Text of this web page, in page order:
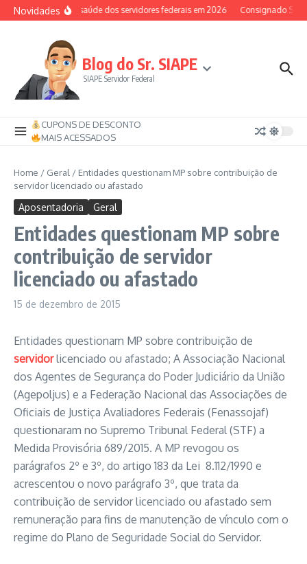
Ir para o conteúdo
NovidadesAuxílio-saúde dos servidores federais em 2026 Consignado
Blog do Sr. SIAPE
SIAPE Servidor Federal
CUPONS DE DESCONTO
MAIS ACESSADOS
Home / Geral / Entidades questionam MP sobre contribuição de
servidor licenciado ou afastado
Aposentadoria Geral
Entidades questionam MP sobre
contribuição de servidor
licenciado ou afastado
15 de dezembro de 2015
Entidades questionam MP sobre contribuição de
servidorlicenciado ou afastado; A Associação Nacional
dos Agentes de Segurança do Poder Judiciário da União
(Agepoljus) e a Federação Nacional das Associações de
Oficiais de Justiça Avaliadores Federais (Fenassojaf)
questionaram no Supremo Tribunal Federal (STF) a
Medida Provisória 689/2015. A MP revogou os
parágrafos 2º e 3º, do artigo 183 da Lei 8.112/1990 e
acrescentou o novo parágrafo 3º, que trata da
contribuição de servidor licenciado ou afastado sem
remuneração para fins de manutenção de vínculo com o
regime do Plano de Seguridade Social do Servidor.